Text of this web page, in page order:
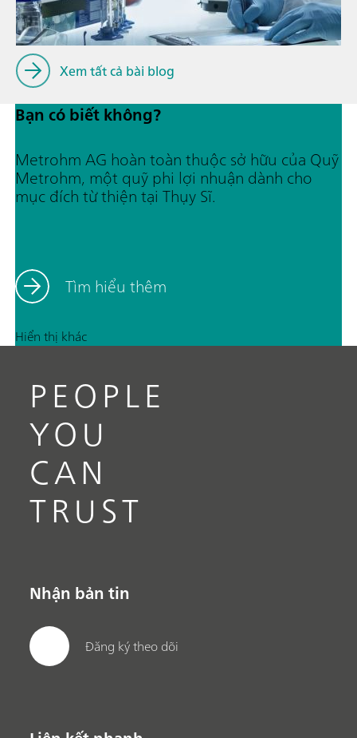
Xem tất cả bài blog
Bạn có biết không?
Metrohm AG hoàn toàn thuộc sở hữu của Quỹ
Metrohm, một quỹ phi lợi nhuận dành cho
mục đích từ thiện tại Thụy Sĩ.
Tìm hiểu thêm
Hiển thị khác
PEOPLE
YOU
CAN
TRUST
Nhận bản tin
Đăng ký theo dõi